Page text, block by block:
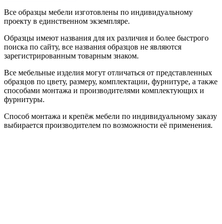
Все образцы мебели изготовлены по индивидуальному
проекту в единственном экземпляре.
Образцы имеют названия для их различия и более быстрого
поиска по сайту, все названия образцов не являются
зарегистрированным товарным знаком.
Все мебельные изделия могут отличаться от представленных
образцов по цвету, размеру, комплектации, фурнитуре, а также
способами монтажа и производителями комплектующих и
фурнитуры.
Способ монтажа и крепёж мебели по индивидуальному заказу
выбирается производителем по возможности её применения.